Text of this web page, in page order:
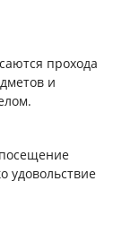
прохода
и
удовольствие